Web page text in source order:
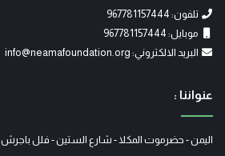
تلفون: 967781157444
موبايل: 967781157444
البريد الالكتروني: info@neamafoundation.org
عنواننا :
اليمن - حضرموت المكلا - شارع الستين - فلل باجرش